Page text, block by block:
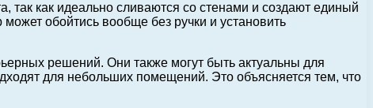
как идеально сливаются со стенами и создают единый
обойтись вообще без ручки и установить
решений. Они также могут быть актуальны для
для небольших помещений. Это объясняется тем, что